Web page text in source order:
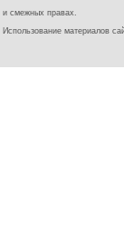
и смежных правах.
Использование материалов